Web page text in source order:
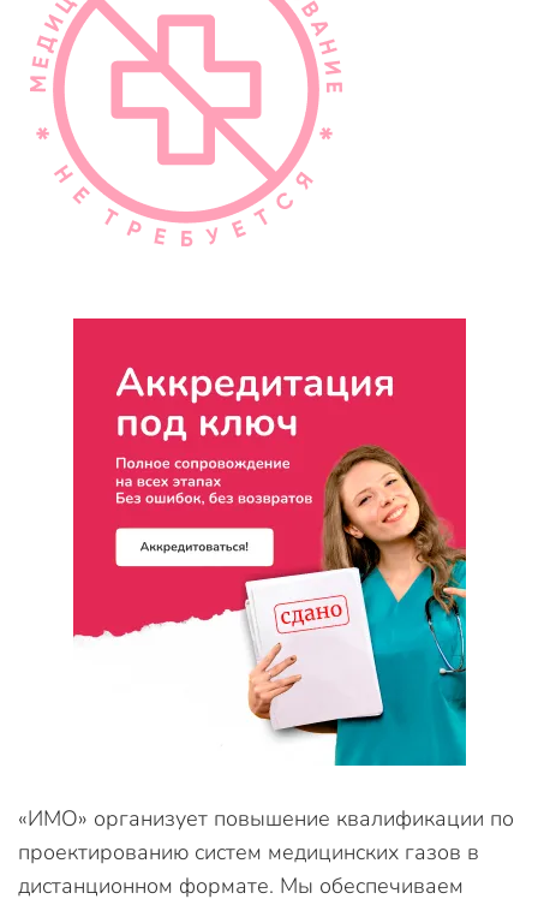
«ИМО» организует повышение квалификации по
проектированию систем медицинских газов в
дистанционном формате. Мы обеспечиваем